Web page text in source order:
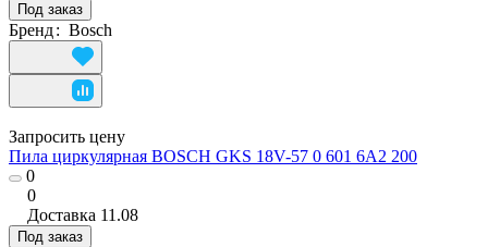
Под заказ
Бренд: Bosch
Запросить цену
Пила циркулярная BOSCH GKS 18V-57 0 601 6A2 200
0
0
Доставка 11.08
Под заказ